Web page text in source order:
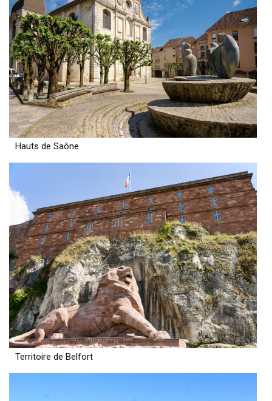
Hauts de Saône
Territoire de Belfort